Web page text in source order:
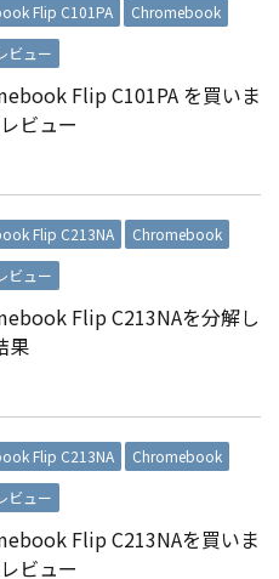
Flip C101PA
Chromebook
ビュー
Flip C101PA を買いま
ビュー
Flip C213NA
Chromebook
ビュー
Flip C213NAを分解し
果
Flip C213NA
Chromebook
ビュー
Flip C213NAを買いま
ビュー